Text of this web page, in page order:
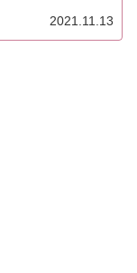
2021.11.13